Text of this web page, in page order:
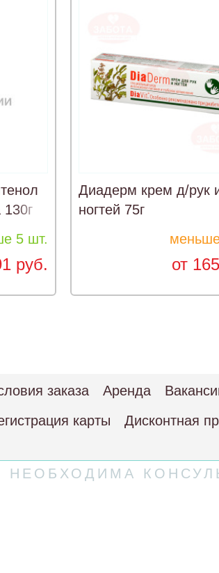
5 шт.
руб.
Диадерм крем д/рук
ногтей 75г
от
заказа Аренда
карты
Дисконтная